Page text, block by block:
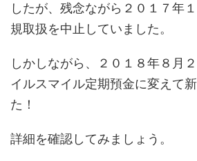
したが、残念ながら２０１７年
規取扱を中止していました。
しかしながら、２０１８年８月
イルスマイル定期預金に変えて
た！
詳細を確認してみましょう。